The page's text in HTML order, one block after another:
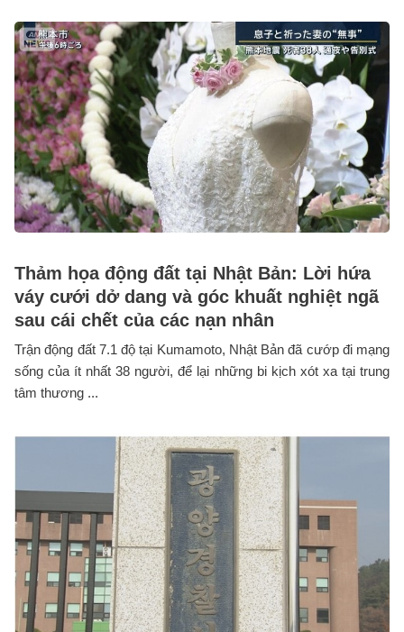
Thảm họa động đất tại Nhật Bản: Lời hứa
váy cưới dở dang và góc khuất nghiệt ngã
sau cái chết của các nạn nhân
Trận động đất 7.1 độ tại Kumamoto, Nhật Bản đã cướp đi mạng
sống của ít nhất 38 người, để lại những bi kịch xót xa tại trung
tâm thương ...